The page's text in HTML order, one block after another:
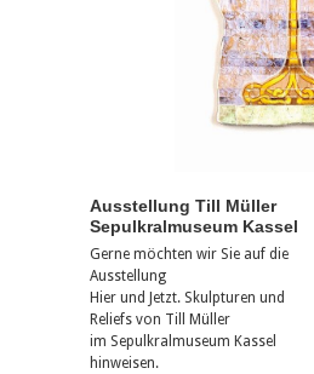
Ausstellung Till Müller
Sepulkralmuseum Kassel
Gerne möchten wir Sie auf die
Ausstellung
Hier und Jetzt. Skulpturen und
Reliefs von Till Müller
im Sepulkralmuseum Kassel
hinweisen.